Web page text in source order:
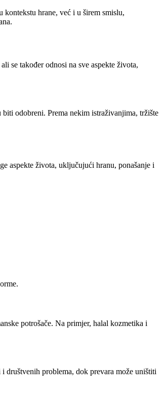
hrane, već i u širem smislu,
se također odnosi na sve aspekte života,
odobreni. Prema nekim istraživanjima, tržište
aspekte života, uključujući hranu, ponašanje i
potrošače. Na primjer, halal kozmetika i
društvenih problema, dok prevara može uništiti